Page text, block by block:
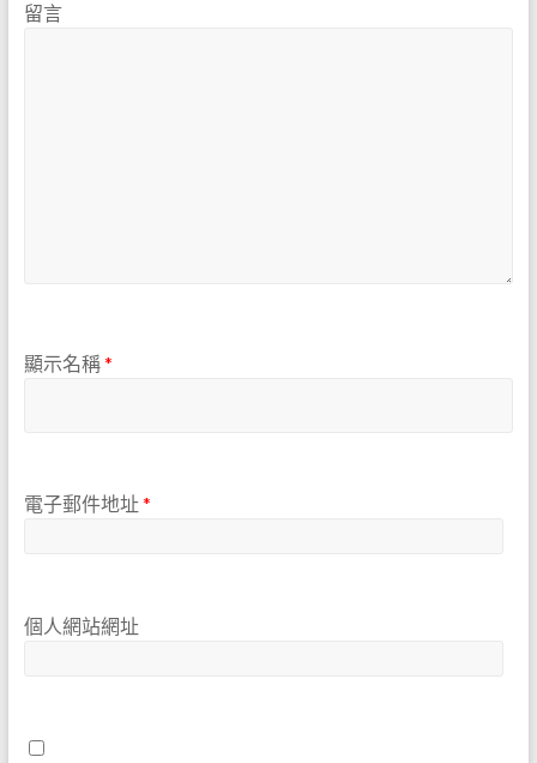
留言
顯示名稱*
電子郵件地址*
個人網站網址